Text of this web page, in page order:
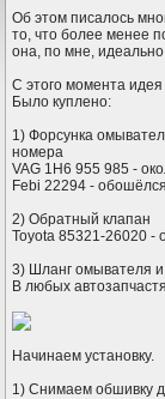
Об этом писалось
то, что более менее
она, по мне,
С этого момента
Было куплено:
1) Форсунка
номера
VAG 1H6 955 985 -
Febi 22294 -
2) Обратный клапан
Toyota 85321-26020 -
3) Шланг омывателя и
В любых
Начинаем установку.
1) Снимаем обшивку